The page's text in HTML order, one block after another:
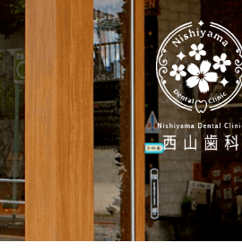
052-703-
9:30～12:30/14:00～18:30
休診日:木曜、日曜、祝日
WEB予約